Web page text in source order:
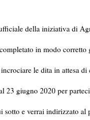
della iniziativa di
in modo
le dita in attesa
23 giugno 2020 per
sotto e verrai indirizzato al